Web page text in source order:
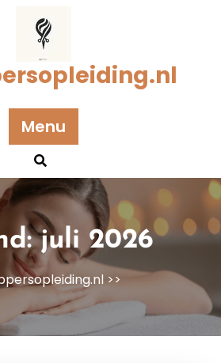
Menu
juli 2026
>>